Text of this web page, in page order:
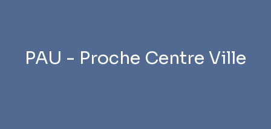
PAU - Proche Centre Ville